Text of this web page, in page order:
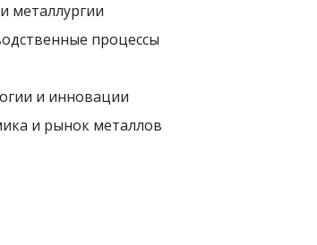
металлургии
процессы
и инновации
и рынок металлов